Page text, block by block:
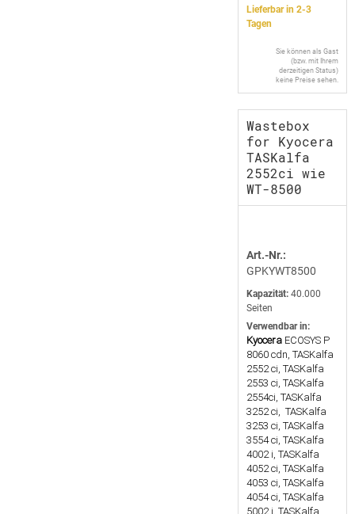
Lieferbar in 2-3
Tagen
Sie können als Gast
(bzw. mit Ihrem
derzeitigen Status)
keine Preise sehen.
Wastebox
for Kyocera
TASKalfa
2552ci wie
WT-8500
Art.-Nr.:
GPKYWT8500
Kapazität: 40.000
Seiten
Verwendbar in:
Kyocera ECOSYS P
8060 cdn, TASKalfa
2552 ci, TASKalfa
2553 ci, TASKalfa
2554ci, TASKalfa
3252 ci, TASKalfa
3253 ci, TASKalfa
3554 ci, TASKalfa
4002 i, TASKalfa
4052 ci, TASKalfa
4053 ci, TASKalfa
4054 ci, TASKalfa
5002 i, TASKalfa